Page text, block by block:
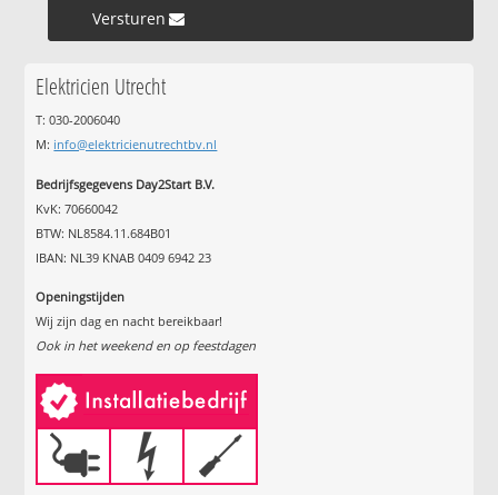
Versturen »
Elektricien Utrecht
T: 030-2006040
M: info@elektricienutrechtbv.nl
Bedrijfsgegevens Day2Start B.V.
KvK: 70660042
BTW: NL8584.11.684B01
IBAN: NL39 KNAB 0409 6942 23
Openingstijden
Wij zijn dag en nacht bereikbaar!
Ook in het weekend en op feestdagen